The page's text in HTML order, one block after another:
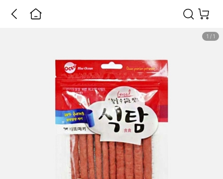
1 / 1